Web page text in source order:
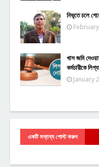
নিভৃতে চলে
খাস জমি
কর্মচারীকে
January
একটি মন্তব্য পোস্ট করুন